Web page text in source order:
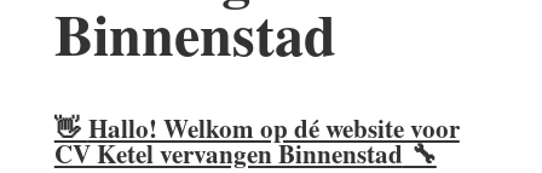
Binnenstad
👋 Hallo! Welkom op dé website voor
CV Ketel vervangen Binnenstad🔧